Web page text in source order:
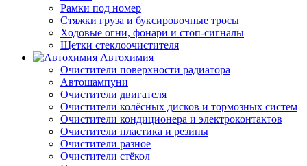
Рамки под номер
Стяжки груза и буксировочные тросы
Ходовые огни, фонари и стоп-сигналы
Щетки стеклоочистителя
Автохимия
Очистители поверхности радиатора
Автошампуни
Очистители двигателя
Очистители колёсных дисков и тормозных систем
Очистители кондиционера и электроконтактов
Очистители пластика и резины
Очистители разное
Очистители стёкол